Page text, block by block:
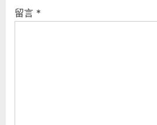
s
:
留言 *